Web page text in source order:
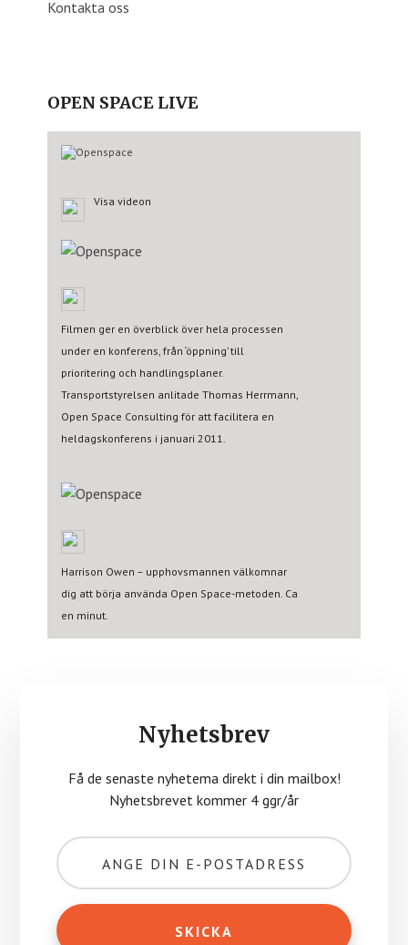
Kontakta oss
OPEN SPACE LIVE
Visa videon
Filmen ger en överblick över hela processen
under en konferens, från ‘öppning’ till
prioritering och handlingsplaner.
Transportstyrelsen anlitade Thomas Herrmann,
Open Space Consulting för att facilitera en
heldagskonferens i januari 2011.
Harrison Owen – upphovsmannen välkomnar
dig att börja använda Open Space-metoden. Ca
en minut.
Nyhetsbrev
Få de senaste nyhetema direkt i din mailbox!
Nyhetsbrevet kommer 4 ggr/år